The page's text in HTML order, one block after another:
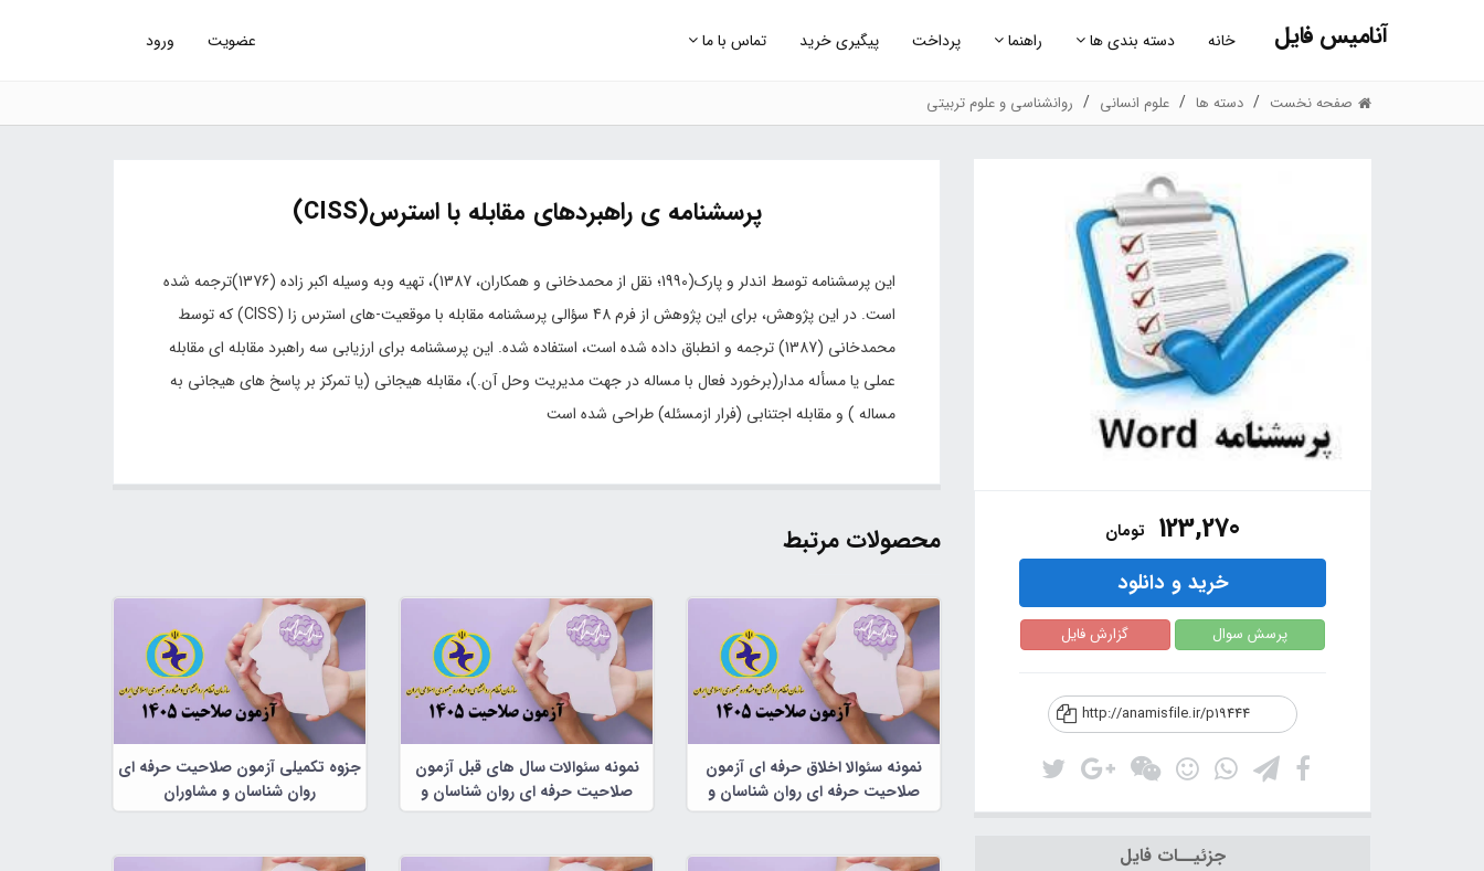
آنامیس فایل خانه دسته بندی ها راهنما پرداخت پیگیری خرید تماس با ما عضویت ورود
صفحه نخست دسته ها علوم انسانی روانشناسی و علوم تربیتی
123,270 تومان
خرید و دانلود
پرسش سوال گزارش فایل
http://anamisfile.ir/p19444
جزئیــات فایل
پرسشنامه ی راهبردهای مقابله با استرس(CISS)
این پرسشنامه توسط اندلر و پارک(1990؛ نقل از محمدخانی و همکاران، 1387)، تهیه وبه وسیله اکبر زاده (1376)ترجمه شده
است. در این پژوهش، برای این پژوهش از فرم 48 سؤالی پرسشنامه مقابله با موقعیت-های استرس زا (CISS) که توسط
محمدخانی (1387) ترجمه و انطباق داده شده است، استفاده شده. این پرسشنامه برای ارزیابی سه راهبرد مقابله ای مقابله
عملی یا مسأله مدار(برخورد فعال با مساله در جهت مدیریت وحل آن.)، مقابله هیجانی (یا تمرکز بر پاسخ های هیجانی به
مساله ) و مقابله اجتنابی (فرار ازمسئله) طراحی شده است
محصولات مرتبط
نمونه سئوالا اخلاق حرفه ای آزمون
صلاحیت حرفه ای روان شناسان و
مشاوران
نمونه سئوالات سال های قبل آزمون
صلاحیت حرفه ای روان شناسان و
مشاوران
جزوه تکمیلی آزمون صلاحیت حرفه ای
روان شناسان و مشاوران